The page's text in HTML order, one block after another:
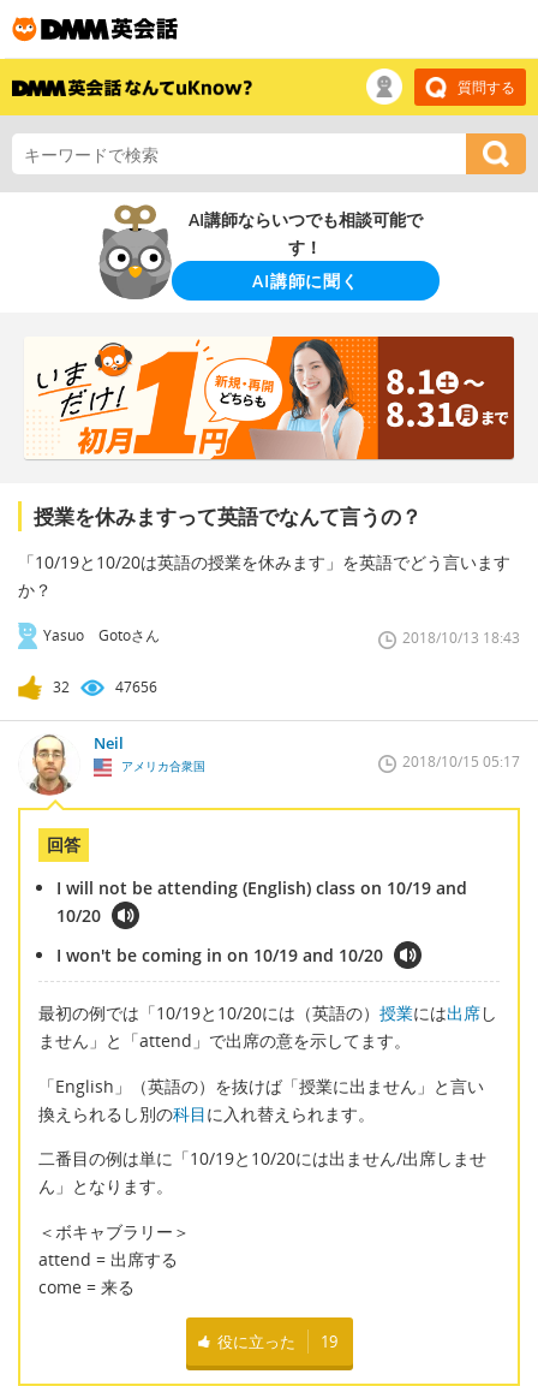
質問する
AI講師ならいつでも相談可能で
す！
AI講師に聞く
授業を休みますって英語でなんて言うの？
「10/19と10/20は英語の授業を休みます」を英語でどう言います
か？
Yasuo Gotoさん 2018/10/13 18:43
32 47656
Neil
アメリカ合衆国 2018/10/15 05:17
回答
I will not be attending (English) class on 10/19 and
10/20
I won't be coming in on 10/19 and 10/20
最初の例では「10/19と10/20には（英語の） 授業には出席し
ません」と「attend」で出席の意を示してます。
「English」（英語の）を抜けば「授業に出ません」と言い
換えられるし別の科目に入れ替えられます。
二番目の例は単に「10/19と10/20には出ません/出席しませ
ん」となります。
＜ボキャブラリー＞
attend = 出席する
come = 来る
役に立った 19